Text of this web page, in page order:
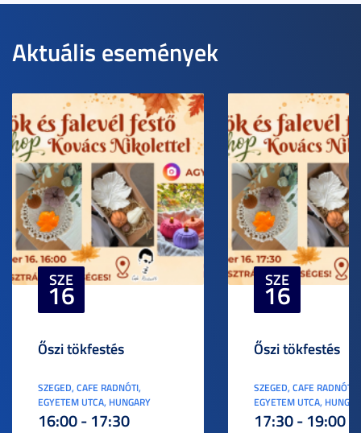
Aktuális események
SZE
16
Őszi tökfestés
SZEGED, CAFE RADNÓTI,
EGYETEM UTCA, HUNGARY
16:00 - 17:30
SZE
16
Őszi tökfestés
SZEGED, CAFE RADNÓTI,
EGYETEM UTCA,
17:30 - 19:00